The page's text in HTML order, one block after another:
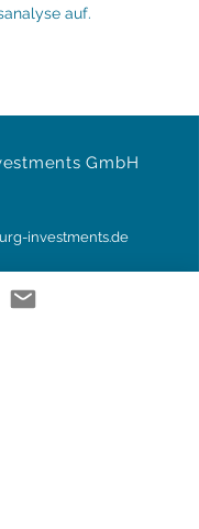
auf.
GmbH
investments.de